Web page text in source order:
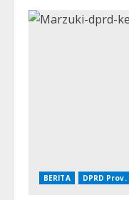
BERITA DPRD